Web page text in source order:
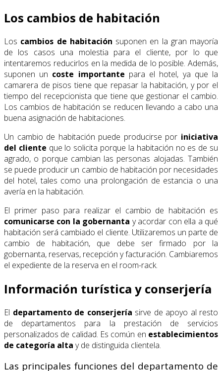
Los cambios de habitación
Los cambios de habitación suponen en la gran mayoría
de los casos una molestia para el cliente, por lo que
intentaremos reducirlos en la medida de lo posible. Además,
suponen un coste importante para el hotel, ya que la
camarera de pisos tiene que repasar la habitación, y por el
tiempo del recepcionista que tiene que gestionar el cambio.
Los cambios de habitación se reducen llevando a cabo una
buena asignación de habitaciones.
Un cambio de habitación puede producirse por iniciativa
del cliente que lo solicita porque la habitación no es de su
agrado, o porque cambian las personas alojadas. También
se puede producir un cambio de habitación por necesidades
del hotel, tales como una prolongación de estancia o una
avería en la habitación.
El primer paso para realizar el cambio de habitación es
comunicarse con la gobernanta y acordar con ella a qué
habitación será cambiado el cliente. Utilizaremos un parte de
cambio de habitación, que debe ser firmado por la
gobernanta, reservas, recepción y facturación. Cambiaremos
el expediente de la reserva en el room-rack.
Información turística y conserjería
El departamento de conserjería sirve de apoyo al resto
de departamentos para la prestación de servicios
personalizados de calidad. Es común en establecimientos
de categoría alta y de distinguida clientela.
Las principales funciones del departamento de